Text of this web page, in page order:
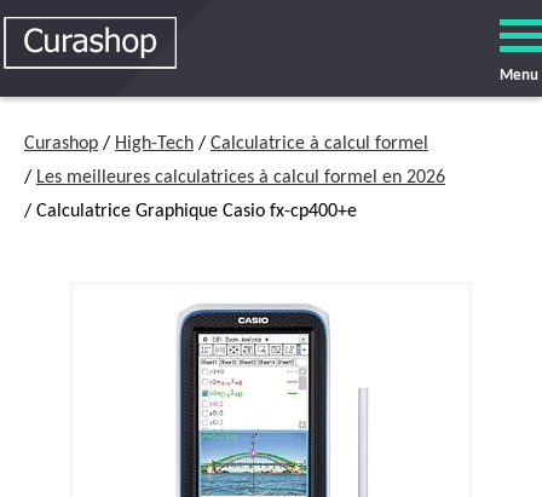
Menu
Curashop / High-Tech / Calculatrice à calcul formel
/ Les meilleures calculatrices à calcul formel en 2026
/ Calculatrice Graphique Casio fx-cp400+e